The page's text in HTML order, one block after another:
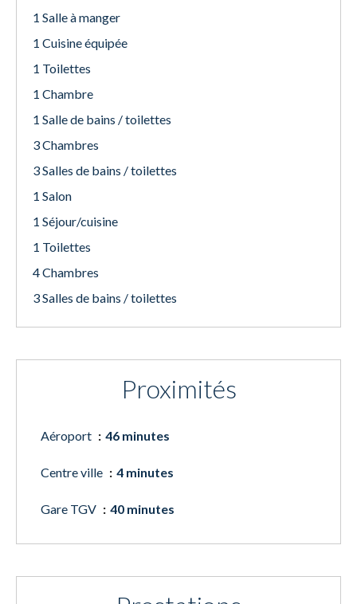
1 Salle à manger
1 Cuisine équipée
1 Toilettes
1 Chambre
1 Salle de bains / toilettes
3 Chambres
3 Salles de bains / toilettes
1 Salon
1 Séjour/cuisine
1 Toilettes
4 Chambres
3 Salles de bains / toilettes
Proximités
Aéroport 46 minutes
Centre ville 4 minutes
Gare TGV 40 minutes